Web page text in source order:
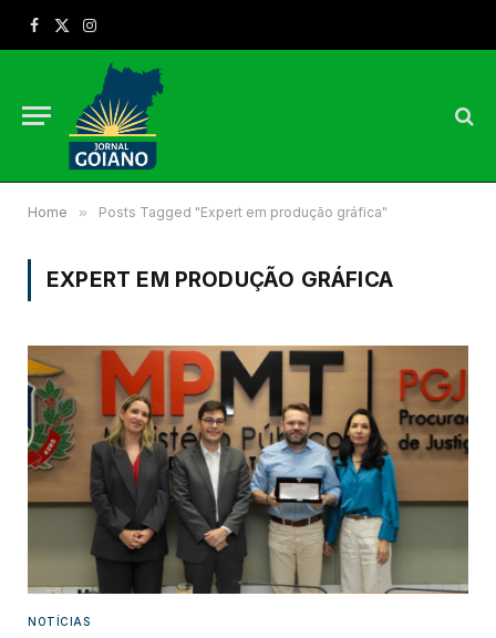
Facebook
X
Instagram
Home » Posts Tagged "Expert em produção gráfica"
EXPERT EM PRODUÇÃO GRÁFICA
NOTÍCIAS